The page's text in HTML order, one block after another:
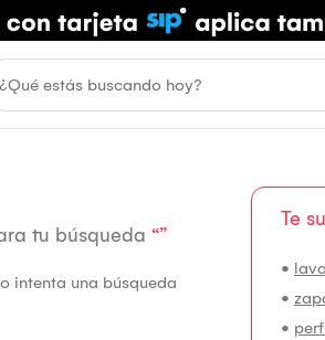
tu búsqueda “”
intenta una búsqueda
Te
•
•
•